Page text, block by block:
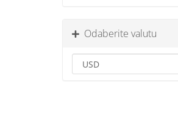
Odaberite valutu